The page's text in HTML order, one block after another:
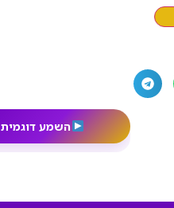
השמע דוגמית